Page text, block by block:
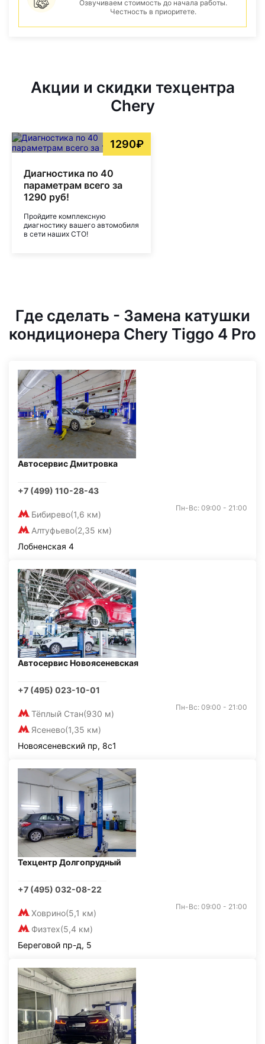
Озвучиваем стоимость до начала работы.
Честность в приоритете.
Акции и скидки техцентра
Chery
1290₽
Диагностика по 40
параметрам всего за
1290 руб!
Пройдите комплексную
диагностику вашего автомобиля
в сети наших СТО!
Где сделать - Замена катушки
кондиционера Chery Tiggo 4 Pro
Автосервис Дмитровка
+7 (499) 110-28-43
Бибирево(1,6 км)
Алтуфьево(2,35 км)
Пн-Вс: 09:00 - 21:00
Лобненская 4
Автосервис Новоясеневская
+7 (495) 023-10-01
Тёплый Стан(930 м)
Ясенево(1,35 км)
Пн-Вс: 09:00 - 21:00
Новоясеневский пр, 8с1
Техцентр Долгопрудный
+7 (495) 032-08-22
Ховрино(5,1 км)
Физтех(5,4 км)
Пн-Вс: 09:00 - 21:00
Береговой пр-д, 5